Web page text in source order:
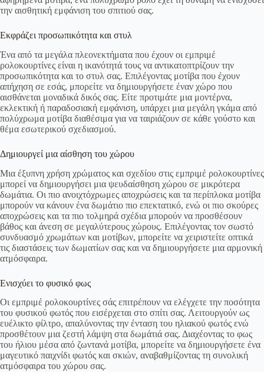
την αισθητική εμφάνιση του σπιτιού σας.
Εκφράζει προσωπικότητα και στυλ
Ένα από τα μεγάλα πλεονεκτήματα που έχουν οι εμπριμέ
ρολοκουρτίνες είναι η ικανότητά τους να αντικατοπτρίζουν την
προσωπικότητα και το στυλ σας. Επιλέγοντας μοτίβα που έχουν
απήχηση σε εσάς, μπορείτε να δημιουργήσετε έναν χώρο που
αισθάνεται μοναδικά δικός σας. Είτε προτιμάτε μια μοντέρνα,
εκλεκτική ή παραδοσιακή εμφάνιση, υπάρχει μια μεγάλη γκάμα από
πολύχρωμα μοτίβα διαθέσιμα για να ταιριάζουν σε κάθε γούστο και
θέμα εσωτερικού σχεδιασμού.
Δημιουργεί μια αίσθηση του χώρου
Μια έξυπνη χρήση χρώματος και σχεδίου στις εμπριμέ ρολοκουρτίνες
μπορεί να δημιουργήσει μια ψευδαίσθηση χώρου σε μικρότερα
δωμάτια. Οι πιο ανοιχτόχρωμες αποχρώσεις και τα περίπλοκα μοτίβα
μπορούν να κάνουν ένα δωμάτιο πιο επεκτατικό, ενώ οι πιο σκούρες
αποχρώσεις και τα πιο τολμηρά σχέδια μπορούν να προσθέσουν
βάθος και άνεση σε μεγαλύτερους χώρους. Επιλέγοντας τον σωστό
συνδυασμό χρωμάτων και μοτίβων, μπορείτε να χειριστείτε οπτικά
τις διαστάσεις των δωματίων σας και να δημιουργήσετε μια αρμονική
ατμόσφαιρα.
Ενισχύει το φυσικό φως
Οι εμπριμέ ρολοκουρτίνες σάς επιτρέπουν να ελέγχετε την ποσότητα
του φυσικού φωτός που εισέρχεται στο σπίτι σας. Λειτουργούν ως
ευέλικτο φίλτρο, απαλύνοντας την ένταση του ηλιακού φωτός ενώ
προσθέτουν μια ζεστή λάμψη στα δωμάτιά σας. Διαχέοντας το φως
του ήλιου μέσα από ζωντανά μοτίβα, μπορείτε να δημιουργήσετε ένα
μαγευτικό παιχνίδι φωτός και σκιών, αναβαθμίζοντας τη συνολική
ατμόσφαιρα του χώρου σας.